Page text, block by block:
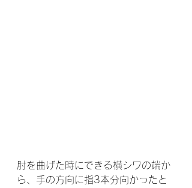
肘を曲げた時にできる横シワの端か
ら、手の方向に指3本分向かったと